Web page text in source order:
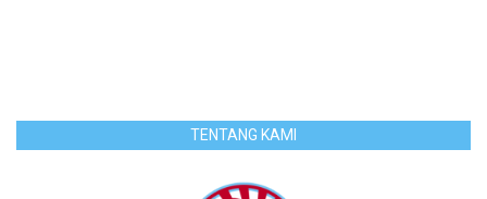
TENTANG KAMI